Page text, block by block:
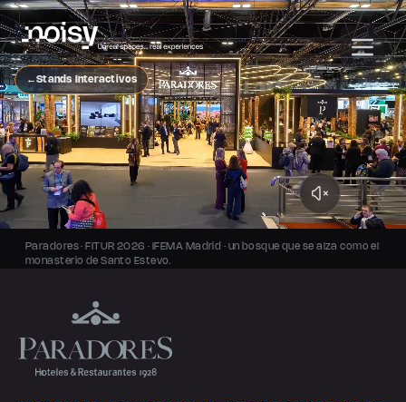
Paradores · FITUR 2026 · IFEMA Madrid · un bosque que se alza como el
monasterio de Santo Estevo.
←Stands Interactivos